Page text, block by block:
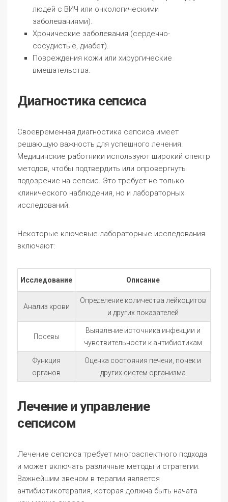
людей с ВИЧ или онкологическими
заболеваниями).
Хронические заболевания (сердечно-
сосудистые, диабет).
Повреждения кожи или хирургические
вмешательства.
Диагностика сепсиса
Своевременная диагностика сепсиса имеет
решающую важность для успешного лечения.
Медицинские работники используют широкий спектр
методов, чтобы подтвердить или опровергнуть
подозрение на сепсис. Это требует не только
клинического наблюдения, но и лабораторных
исследований.
Некоторые ключевые лабораторные исследования
включают:
Исследование Описание
Анализ крови
Определение количества лейкоцитов
и других показателей
Посевы
Выявление источника инфекции и
чувствительности к антибиотикам
Функция
органов
Оценка состояния печени, почек и
других систем организма
Лечение и управление
сепсисом
Лечение сепсиса требует многоаспектного подхода
и может включать различные методы и стратегии.
Важнейшим звеном в терапии является
антибиотикотерапия, которая должна быть начата